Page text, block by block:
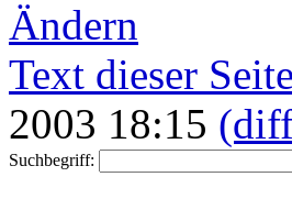
Ändern
Text dieser
2003 18:15
Suchbegriff: